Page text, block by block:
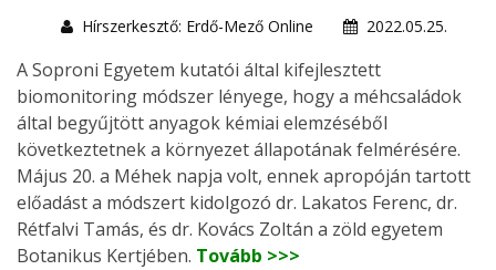
Hírszerkesztő: Erdő-Mező Online
2022.05.25.
A Soproni Egyetem kutatói által kifejlesztett
biomonitoring módszer lényege, hogy a méhcsaládok
által begyűjtött anyagok kémiai elemzéséből
következtetnek a környezet állapotának felmérésére.
Május 20. a Méhek napja volt, ennek apropóján tartott
előadást a módszert kidolgozó dr. Lakatos Ferenc, dr.
Rétfalvi Tamás, és dr. Kovács Zoltán a zöld egyetem
Botanikus Kertjében. Tovább >>>